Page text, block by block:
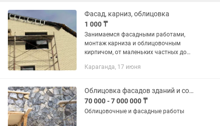
Фасад, карниз, облицовка
1 000 ₸
Занимаемся фасадными работами,
монтаж карниза и облицовочным
кирпичом, от маленьких частных до
Караганда, 17 июня
Облицовка фасадов зданий и сооружений природным камнем
70 000 - 7 000 000 ₸
Облицовочные и фасадные работы